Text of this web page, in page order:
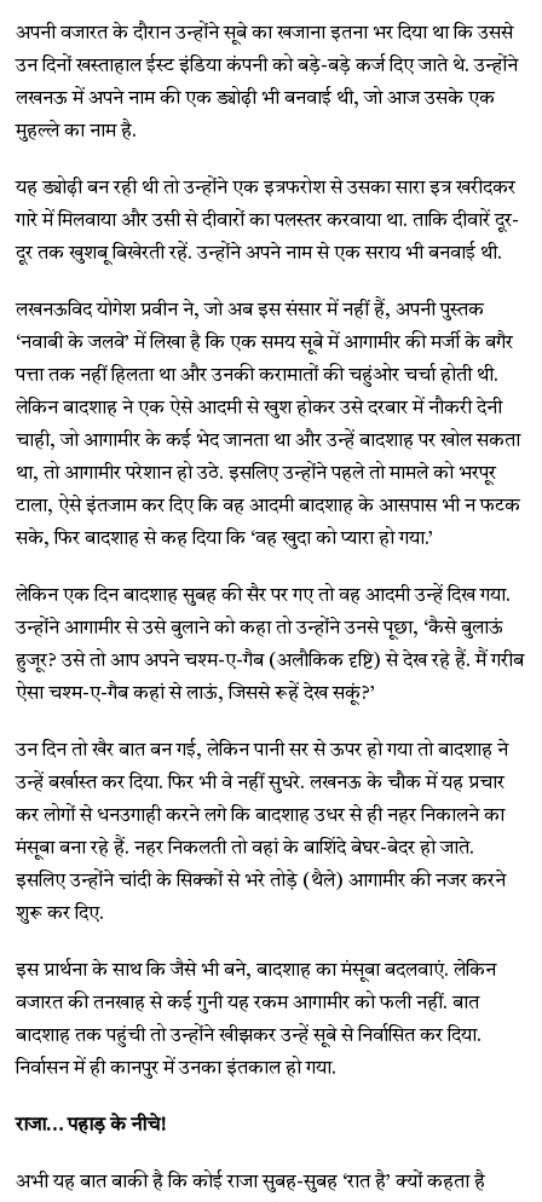
अपनी वजारत के दौरान उन्होंने सूबे का खजाना इतना भर दिया था कि उससे
उन दिनों खस्ताहाल ईस्ट इंडिया कंपनी को बड़े-बड़े कर्ज दिए जाते थे. उन्होंने
लखनऊ में अपने नाम की एक ड्योढ़ी भी बनवाई थी, जो आज उसके एक
मुहल्ले का नाम है.
यह ड्योढ़ी बन रही थी तो उन्होंने एक इत्रफरोश से उसका सारा इत्र खरीदकर
गारे में मिलवाया और उसी से दीवारों का पलस्तर करवाया था. ताकि दीवारें दूर-
दूर तक खुशबू बिखेरती रहें. उन्होंने अपने नाम से एक सराय भी बनवाई थी.
लखनऊविद योगेश प्रवीन ने, जो अब इस संसार में नहीं हैं, अपनी पुस्तक
‘नवाबी के जलवे’ में लिखा है कि एक समय सूबे में आगामीर की मर्जी के बगैर
पत्ता तक नहीं हिलता था और उनकी करामातों की चहुंओर चर्चा होती थी.
लेकिन बादशाह ने एक ऐसे आदमी से खुश होकर उसे दरबार में नौकरी देनी
चाही, जो आगामीर के कई भेद जानता था और उन्हें बादशाह पर खोल सकता
था, तो आगामीर परेशान हो उठे. इसलिए उन्होंने पहले तो मामले को भरपूर
टाला, ऐसे इंतजाम कर दिए कि वह आदमी बादशाह के आसपास भी न फटक
सके, फिर बादशाह से कह दिया कि ‘वह खुदा को प्यारा हो गया.’
लेकिन एक दिन बादशाह सुबह की सैर पर गए तो वह आदमी उन्हें दिख गया.
उन्होंने आगामीर से उसे बुलाने को कहा तो उन्होंने उनसे पूछा, ‘कैसे बुलाऊं
हुजूर? उसे तो आप अपने चश्म-ए-गैब (अलौकिक दृष्टि) से देख रहे हैं. मैं गरीब
ऐसा चश्म-ए-गैब कहां से लाऊं, जिससे रूहें देख सकूं?’
उन दिन तो खैर बात बन गई, लेकिन पानी सर से ऊपर हो गया तो बादशाह ने
उन्हें बर्खास्त कर दिया. फिर भी वे नहीं सुधरे. लखनऊ के चौक में यह प्रचार
कर लोगों से धनउगाही करने लगे कि बादशाह उधर से ही नहर निकालने का
मंसूबा बना रहे हैं. नहर निकलती तो वहां के बाशिंदे बेघर-बेदर हो जाते.
इसलिए उन्होंने चांदी के सिक्कों से भरे तोड़े (थैले) आगामीर की नजर करने
शुरू कर दिए.
इस प्रार्थना के साथ कि जैसे भी बने, बादशाह का मंसूबा बदलवाएं. लेकिन
वजारत की तनखाह से कई गुनी यह रकम आगामीर को फली नहीं. बात
बादशाह तक पहुंची तो उन्होंने खीझकर उन्हें सूबे से निर्वासित कर दिया.
निर्वासन में ही कानपुर में उनका इंतकाल हो गया.
राजा… पहाड़ के नीचे!
अभी यह बात बाकी है कि कोई राजा सुबह-सुबह ‘रात है’ क्यों कहता है